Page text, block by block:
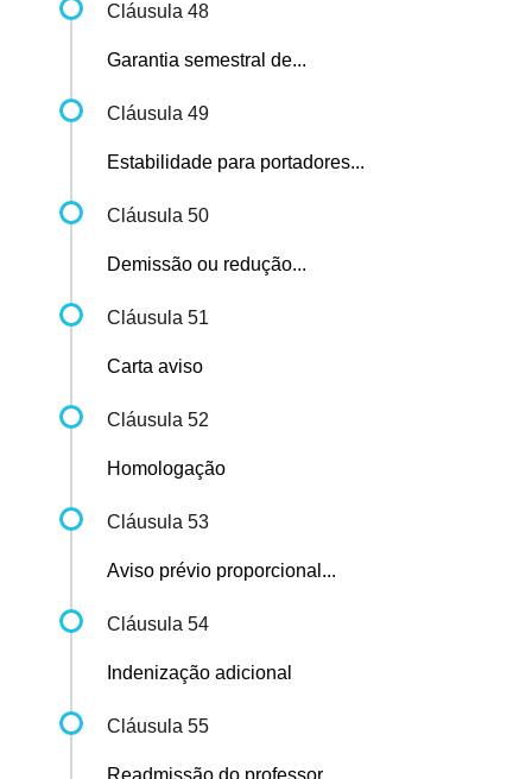
Cláusula 48
Garantia semestral de...
Cláusula 49
Estabilidade para portadores...
Cláusula 50
Demissão ou redução...
Cláusula 51
Carta aviso
Cláusula 52
Homologação
Cláusula 53
Aviso prévio proporcional...
Cláusula 54
Indenização adicional
Cláusula 55